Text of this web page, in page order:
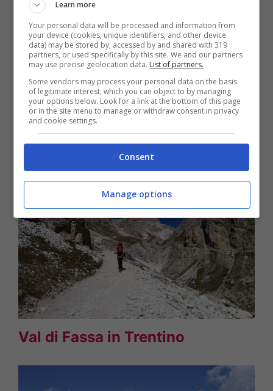
Val di Fassa in Trentino-Alto
Adige
Val di Fassa in Trentino
Learn more
Your personal data will be processed and information from
your device (cookies, unique identifiers, and other device
data) may be stored by, accessed by and shared with 319
partners, or used specifically by this site. We and our partners
may use precise geolocation data. List of partners.
Some vendors may process your personal data on the basis
of legitimate interest, which you can object to by managing
your options below. Look for a link at the bottom of this page
or in the site menu to manage or withdraw consent in privacy
and cookie settings.
Consent
Manage options